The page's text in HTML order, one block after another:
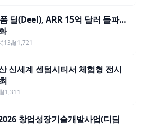
딜(Deel), ARR 15억 달러 돌파…
13 1,721
신세계 센텀시티서 체험형 전시
1,311
창업성장기술개발사업(디딤